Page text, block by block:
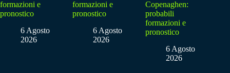
formazioni e
pronostico
6 Agosto
2026
formazioni e
pronostico
6 Agosto
2026
Copenaghen:
probabili
formazioni e
pronostico
6 Agosto
2026